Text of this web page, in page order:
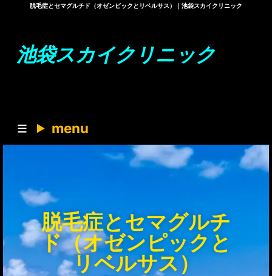
脱毛症とセマグルチド（オゼンピックとリベルサス）｜池袋スカイクリニック
池袋スカイクリニック
menu
脱毛症とセマグルチ
ド（オゼンピックと
リベルサス）